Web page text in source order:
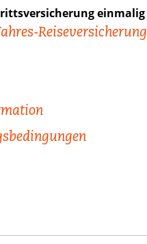
einmalig
Reiseversicherung